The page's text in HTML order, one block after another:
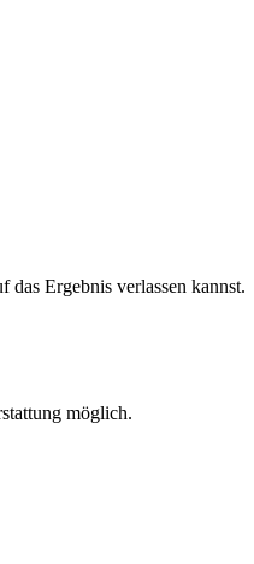
Ergebnis verlassen kannst.
möglich.